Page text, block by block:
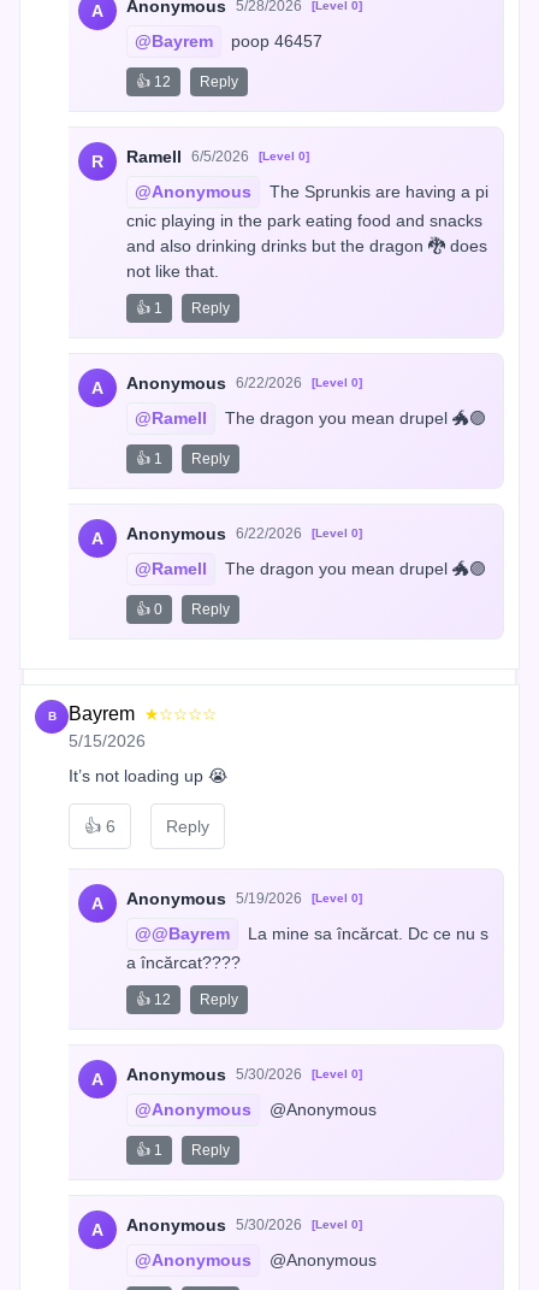
A Anonymous 5/28/2026 [Level 0]
@Bayrem poop 46457
👍 12 Reply
R Ramell 6/5/2026 [Level 0]
@Anonymous
The Sprunkis are having a pi
cnic playing in the park eating food and snacks
and also drinking drinks but the dragon 🐉 does
not like that.
👍 1 Reply
A Anonymous 6/22/2026 [Level 0]
@Ramell The dragon you mean drupel 🐲🟣
👍 1 Reply
A Anonymous 6/22/2026 [Level 0]
@Ramell The dragon you mean drupel 🐲🟣
👍 0 Reply
B Bayrem ★☆☆☆☆
5/15/2026
It’s not loading up 😭
👍 6 Reply
A Anonymous 5/19/2026 [Level 0]
@@Bayrem
La mine sa încărcat. Dc ce nu s
a încărcat????
👍 12 Reply
A Anonymous 5/30/2026 [Level 0]
@Anonymous @Anonymous
👍 1 Reply
A Anonymous 5/30/2026 [Level 0]
@Anonymous @Anonymous